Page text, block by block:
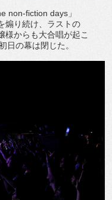
non-fiction days」
煽り続け、ラストの
様からも大合唱が起こ
日の幕は閉じた。